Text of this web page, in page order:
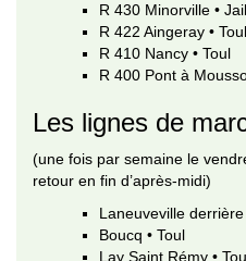
R 430 Minorville •
R 422 Aingeray • Toul
R 410 Nancy • Toul
R 400 Pont à
Les lignes de
(une fois par semaine le
retour en fin d’après-midi)
Laneuveville derrière
Boucq • Toul
Lay Saint Rémy •